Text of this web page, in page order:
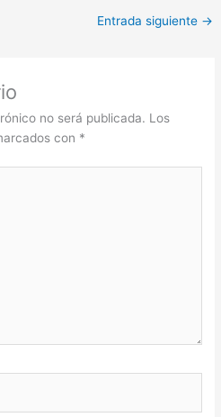
Entrada siguiente →
no será publicada. Los
con *